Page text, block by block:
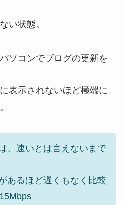
い状態。
ソコンでブログの更新を
表示されないほど極端に
、速いとは言えないまで
あるほど遅くもなく比較